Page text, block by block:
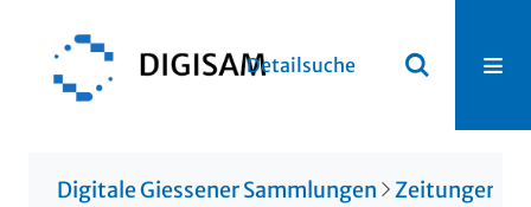
Detailsuche
Digitale Giessener Sammlungen Zeitungen